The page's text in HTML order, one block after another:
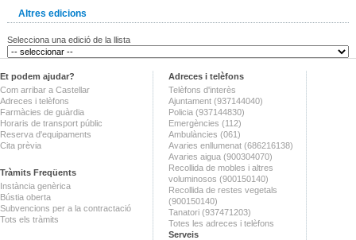
Altres edicions
Selecciona una edició de la llista
Et podem ajudar?
Com arribar a Castellar
Adreces i telèfons
Farmàcies de guàrdia
Horaris de transport públic
Reserva d'equipaments
Cita prèvia
Tràmits Freqüents
Instància genèrica
Bústia oberta
Subvencions per a la contractació
Tots els tràmits
Adreces i telèfons
Telèfons d'interès
Ajuntament (937144040)
Policia (937144830)
Emergències (112)
Ambulàncies (061)
Avaries enllumenat (686216138)
Avaries aigua (900304070)
Recollida de mobles i altres
voluminosos (900150140)
Recollida de restes vegetals
(900150140)
Tanatori (937471203)
Totes les adreces i telèfons
Serveis